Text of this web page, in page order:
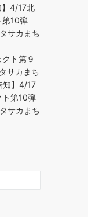
】4/17北
第10弾
サカまち
ト第９
サカまち
知】4/17
ト第10弾
サカまち